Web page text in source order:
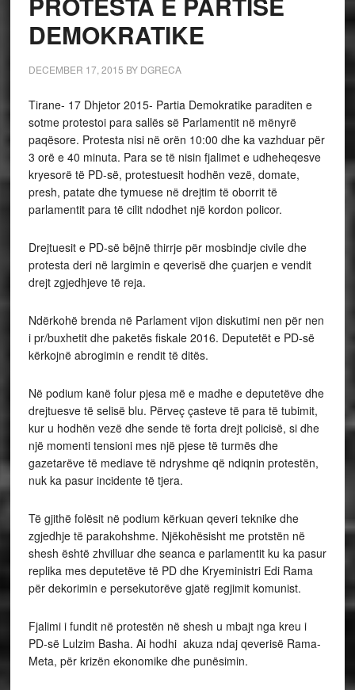
DEMOKRATIKE
DECEMBER 17, 2015 BY DGRECA
Tirane- 17 Dhjetor 2015- Partia Demokratike paraditen e
sotme protestoi para sallës së Parlamentit në mënyrë
paqësore. Protesta nisi në orën 10:00 dhe ka vazhduar për
3 orë e 40 minuta. Para se të nisin fjalimet e udheheqesve
kryesorë të PD-së, protestuesit hodhën vezë, domate,
presh, patate dhe tymuese në drejtim të oborrit të
parlamentit para të cilit ndodhet një kordon policor.
Drejtuesit e PD-së bëjnë thirrje për mosbindje civile dhe
protesta deri në largimin e qeverisë dhe çuarjen e vendit
drejt zgjedhjeve të reja.
Ndërkohë brenda në Parlament vijon diskutimi nen për nen
i pr/buxhetit dhe paketës fiskale 2016. Deputetët e PD-së
kërkojnë abrogimin e rendit të ditës.
Në podium kanë folur pjesa më e madhe e deputetëve dhe
drejtuesve të selisë blu. Përveç çasteve të para të tubimit,
kur u hodhën vezë dhe sende të forta drejt policisë, si dhe
një momenti tensioni mes një pjese të turmës dhe
gazetarëve të mediave të ndryshme që ndiqnin protestën,
nuk ka pasur incidente të tjera.
Të gjithë folësit në podium kërkuan qeveri teknike dhe
zgjedhje të parakohshme. Njëkohësisht me protstën në
shesh është zhvilluar dhe seanca e parlamentit ku ka pasur
replika mes deputetëve të PD dhe Kryeministri Edi Rama
për dekorimin e persekutorëve gjatë regjimit komunist.
Fjalimi i fundit në protestën në shesh u mbajt nga kreu i
PD-së Lulzim Basha. Ai hodhi akuza ndaj qeverisë Rama-
Meta, për krizën ekonomike dhe punësimin.